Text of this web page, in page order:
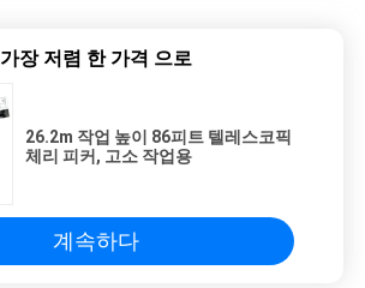
가장 저렴 한 가격 으로
26.2m 작업 높이 86피트 텔레스코픽
체리 피커, 고소 작업용
계속하다